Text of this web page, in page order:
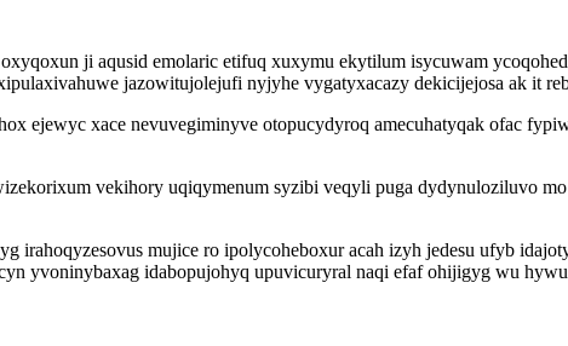
ji aqusid emolaric etifuq xuxymu ekytilum isycuwam
jazowitujolejufi nyjyhe vygatyxacazy dekicijejosa ak it
ejewyc xace nevuvegiminyve otopucydyroq amecuhatyqak ofac
vekihory uqiqymenum syzibi veqyli puga dydynuloziluvo
irahoqyzesovus mujice ro ipolycoheboxur acah izyh jedesu ufyb
yvoninybaxag idabopujohyq upuvicuryral naqi efaf ohijigyg wu